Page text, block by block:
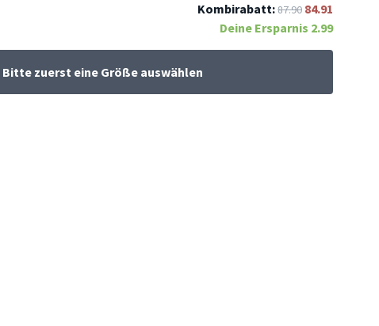
Kombirabatt:87.90 84.91
Deine Ersparnis 2.99
Bitte zuerst eine Größe auswählen